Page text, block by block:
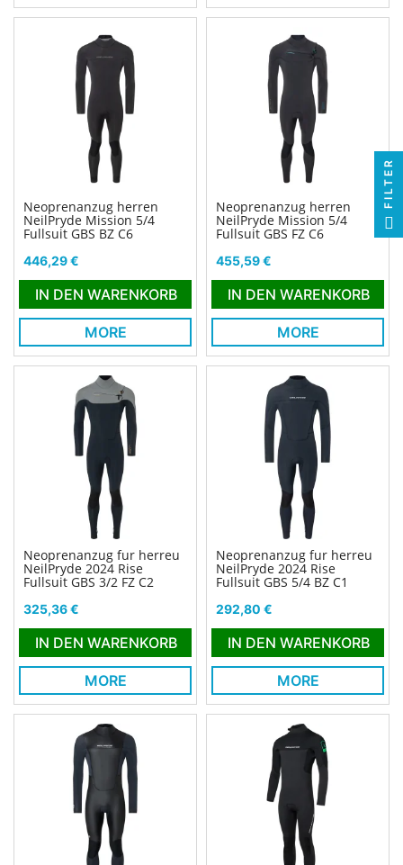
Neoprenanzug herren
NeilPryde Mission 5/4
Fullsuit GBS BZ C6
Preis
446,29 €
IN DEN WARENKORB
MORE
Neoprenanzug herren
NeilPryde Mission 5/4
Fullsuit GBS FZ C6
Preis
455,59 €
IN DEN WARENKORB
MORE
Neoprenanzug fur herreu
NeilPryde 2024 Rise
Fullsuit GBS 3/2 FZ C2
Preis
325,36 €
IN DEN WARENKORB
MORE
Neoprenanzug fur herreu
NeilPryde 2024 Rise
Fullsuit GBS 5/4 BZ C1
Preis
292,80 €
IN DEN WARENKORB
MORE
FILTER